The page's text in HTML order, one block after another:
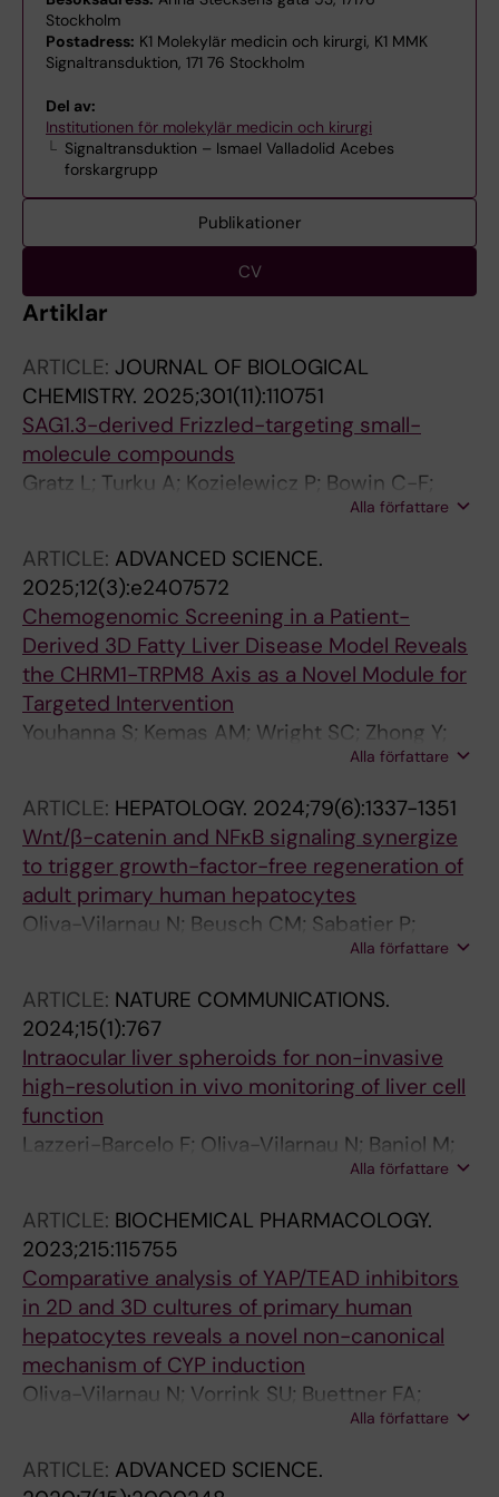
Stockholm
Postadress: K1 Molekylär medicin och kirurgi, K1 MMK
Signaltransduktion, 171 76 Stockholm
Del av:
Institutionen för molekylär medicin och kirurgi
Signaltransduktion – Ismael Valladolid Acebes
forskargrupp
Publikationer
CV
Artiklar
ARTICLE: JOURNAL OF BIOLOGICAL
CHEMISTRY. 2025;301(11):110751
SAG1.3-derived Frizzled-targeting small-
molecule compounds
Gratz L; Turku A; Kozielewicz P; Bowin C-F;
Scharf MM; Voss JH; Kinsolving J; Shekhani R;
Gmeiner P; Schulte G
Alla författare
ARTICLE: ADVANCED SCIENCE.
2025;12(3):e2407572
Chemogenomic Screening in a Patient-
Derived 3D Fatty Liver Disease Model Reveals
the CHRM1-TRPM8 Axis as a Novel Module for
Targeted Intervention
Youhanna S; Kemas AM; Wright SC; Zhong Y;
Klumpp B; Klein K; Motso A; Michel M; Ziegler
N; Shang M; Sabatier P; Kannt A; Sheng H;
Oliva-Vilarnau N; Buettner FA; Seashore-
Ludlow B; Schreiner J; Windbergs M; Cornillet
M; Bjorkstrom NK; Hulsmeier AJ; Hornemann T;
Olsen JV; Wang Y; Gramignoli R; Sundstrom M;
Lauschke VM
Alla författare
ARTICLE: HEPATOLOGY. 2024;79(6):1337-1351
Wnt/β-catenin and NFκB signaling synergize
to trigger growth-factor-free regeneration of
adult primary human hepatocytes
Oliva-Vilarnau N; Beusch CM; Sabatier P;
Sakaraki E; Tjaden A; Graetz L; Buettner FA;
Y; Mueller S; Zubarev RA; Schulte G; Tredup C;
Gramignoli R; Tietge UJF; Lauschke VM
Alla författare
ARTICLE: NATURE COMMUNICATIONS.
2024;15(1):767
Intraocular liver spheroids for non-invasive
high-resolution in vivo monitoring of liver cell
function
Lazzeri-Barcelo F; Oliva-Vilarnau N; Baniol M;
Leibiger B; Bergmann O; Lauschke VM;Alla författare
ARTICLE: BIOCHEMICAL PHARMACOLOGY.
2023;215:115755
Comparative analysis of YAP/TEAD inhibitors
in 2D and 3D cultures of primary human
hepatocytes reveals a novel non-canonical
mechanism of CYP induction
Oliva-Vilarnau N; Vorrink SU; Buettner FA;
Heinrich T; Sensbach J; Koscielski I; Wienke D;
Alla författare
ARTICLE: ADVANCED SCIENCE.